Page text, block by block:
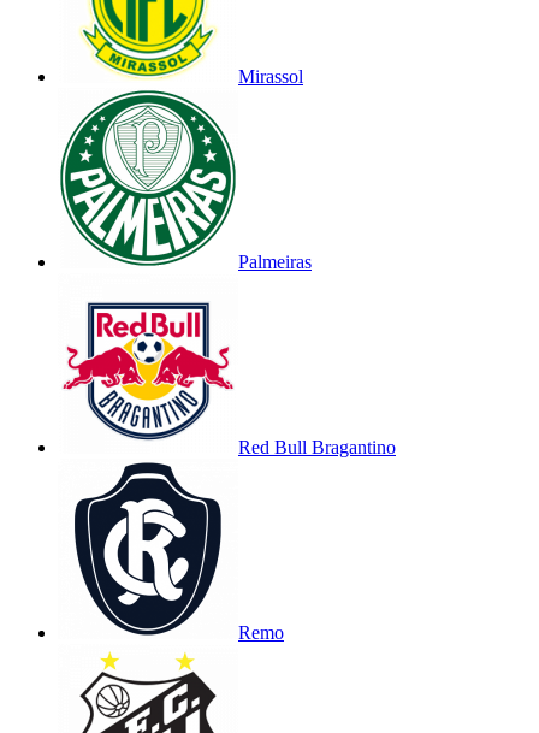
Mirassol
Palmeiras
Red Bull Bragantino
Remo